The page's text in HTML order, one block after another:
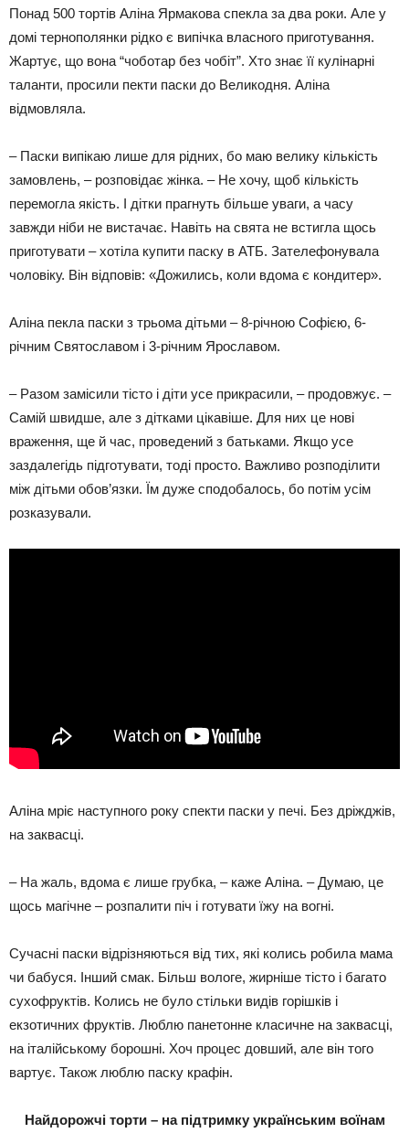
Понад 500 тортів Аліна Ярмакова спекла за два роки. Але у
домі тернополянки рідко є випічка власного приготування.
Жартує, що вона “чоботар без чобіт”. Хто знає її кулінарні
таланти, просили пекти паски до Великодня. Аліна
відмовляла.
– Паски випікаю лише для рідних, бо маю велику кількість
замовлень, – розповідає жінка. – Не хочу, щоб кількість
перемогла якість. І дітки прагнуть більше уваги, а часу
завжди ніби не вистачає. Навіть на свята не встигла щось
приготувати – хотіла купити паску в АТБ. Зателефонувала
чоловіку. Він відповів: «Дожились, коли вдома є кондитер».
Аліна пекла паски з трьома дітьми – 8-річною Софією, 6-
річним Святославом і 3-річним Ярославом.
– Разом замісили тісто і діти усе прикрасили, – продовжує. –
Самій швидше, але з дітками цікавіше. Для них це нові
враження, ще й час, проведений з батьками. Якщо усе
заздалегідь підготувати, тоді просто. Важливо розподілити
між дітьми обов’язки. Їм дуже сподобалось, бо потім усім
розказували.
Аліна мріє наступного року спекти паски у печі. Без дріжджів,
на заквасці.
– На жаль, вдома є лише грубка, – каже Аліна. – Думаю, це
щось магічне – розпалити піч і готувати їжу на вогні.
Сучасні паски відрізняються від тих, які колись робила мама
чи бабуся. Інший смак. Більш вологе, жирніше тісто і багато
сухофруктів. Колись не було стільки видів горішків і
екзотичних фруктів. Люблю панетонне класичне на заквасці,
на італійському борошні. Хоч процес довший, але він того
вартує. Також люблю паску крафін.
Найдорожчі торти – на підтримку українським воїнам